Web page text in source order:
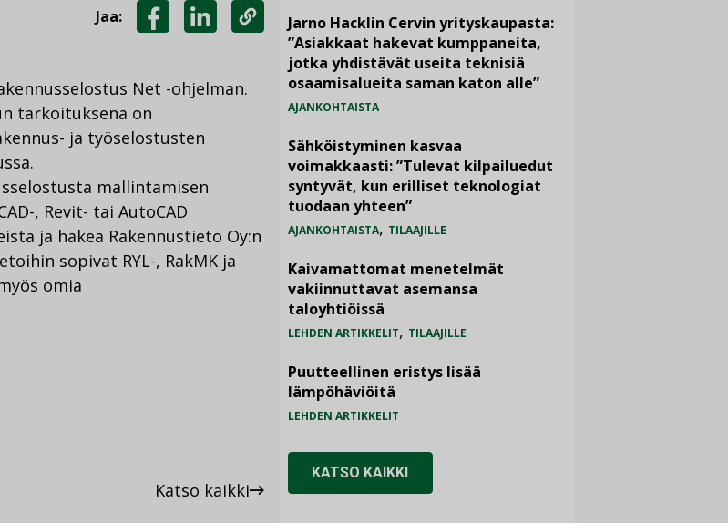
Jaa:
LINKEDINISSÄ
KOPIOI
LINKKI
Net -ohjelman.
tarkoituksena on
ja työselostusten
mallintamisen
, Revit- tai AutoCAD
ja hakea Rakennustieto Oy:n
sopivat RYL-, RakMK ja
omia
Katso kaikki
Jarno Hacklin Cervin yrityskaupasta:
”Asiakkaat hakevat kumppaneita,
jotka yhdistävät useita teknisiä
osaamisalueita saman katon alle”
AJANKOHTAISTA
Sähköistyminen kasvaa
voimakkaasti: ”Tulevat kilpailuedut
syntyvät, kun erilliset teknologiat
tuodaan yhteen”
AJANKOHTAISTA, TILAAJILLE
Kaivamattomat menetelmät
vakiinnuttavat asemansa
taloyhtiöissä
LEHDEN ARTIKKELIT, TILAAJILLE
Puutteellinen eristys lisää
lämpöhäviöitä
LEHDEN ARTIKKELIT
KATSO KAIKKI